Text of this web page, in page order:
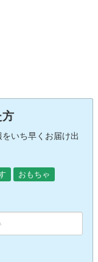
方
いち早くお届け出
おもちゃ